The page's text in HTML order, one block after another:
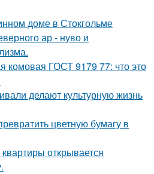
доме в Стокгольме
ар - нуво и
комовая ГОСТ 9179 77: что это
делают культурную жизнь
цветную бумагу в
открывается